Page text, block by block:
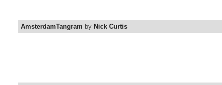
AmsterdamTangram by Nick Curtis